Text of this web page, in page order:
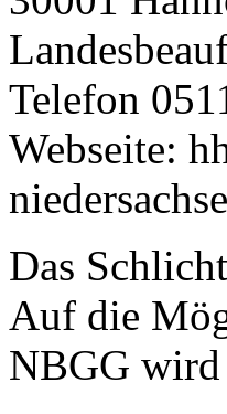
Telefon
Webseite:
Das
Auf die
NBGG wird